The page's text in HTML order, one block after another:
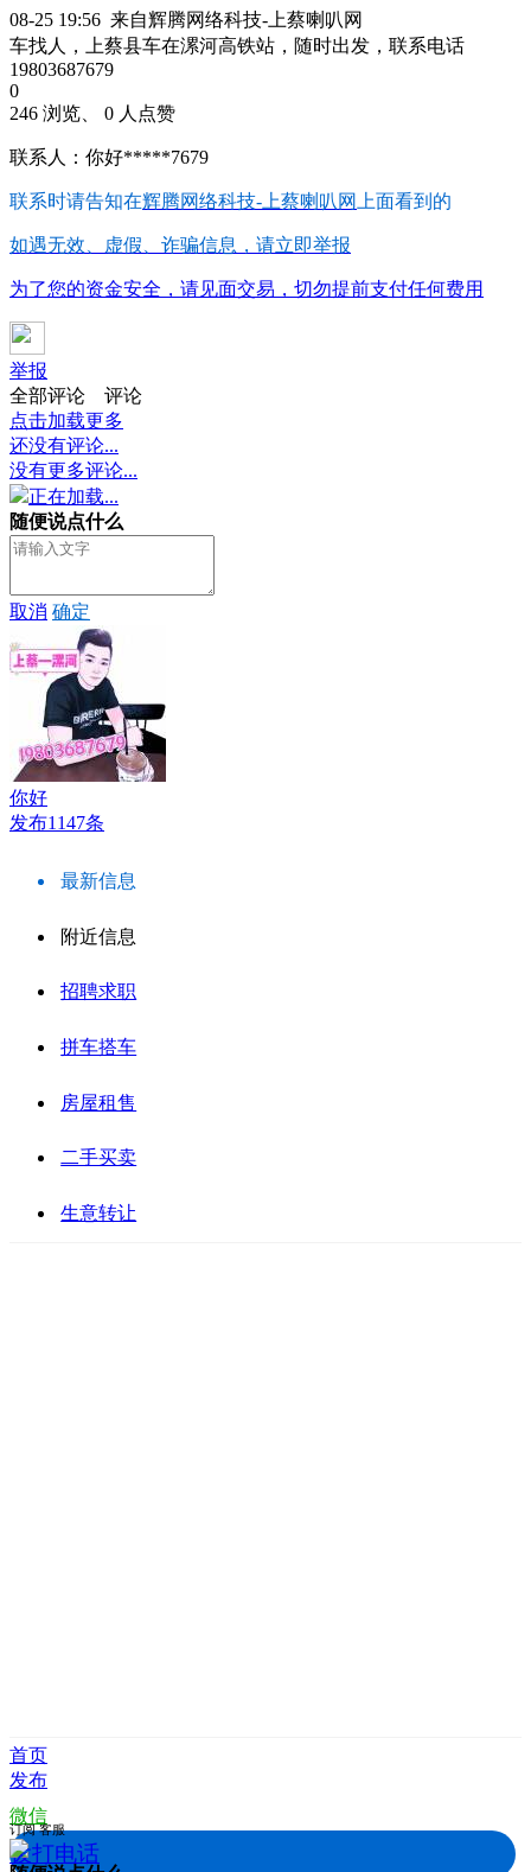
08-25 19:56 来自辉腾网络科技-上蔡喇叭网
车找人，上蔡县车在漯河高铁站，随时出发，联系电话
19803687679
0
246 浏览、 0 人点赞
联系人：你好*****7679
联系时请告知在辉腾网络科技-上蔡喇叭网 上面看到的
如遇无效、虚假、诈骗信息，请立即举报
为了您的资金安全，请见面交易，切勿提前支付任何费用
举报
全部评论
评论
点击加载更多
还没有评论...
没有更多评论...
正在加载...
随便说点什么
取消 确定
你好
发布1147条
最新信息
附近信息
招聘求职
拼车搭车
房屋租售
二手买卖
生意转让
首页
发布
微信
拨打电话
订阅 客服